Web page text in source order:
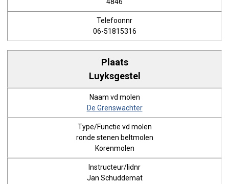
06-51815316
Luyksgestel
De Grenswachter
ronde stenen beltmolen
Korenmolen
Jan Schuddemat